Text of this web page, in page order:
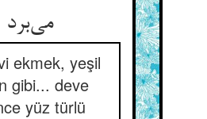
می‌‌برد
ekmek, yeşil
gibi... deve
yüz türlü